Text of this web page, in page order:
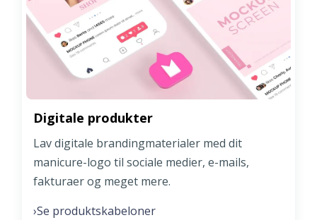
Digitale produkter
Lav digitale brandingmaterialer med dit
manicure-logo til sociale medier, e-mails,
fakturaer og meget mere.
›Se produktskabeloner